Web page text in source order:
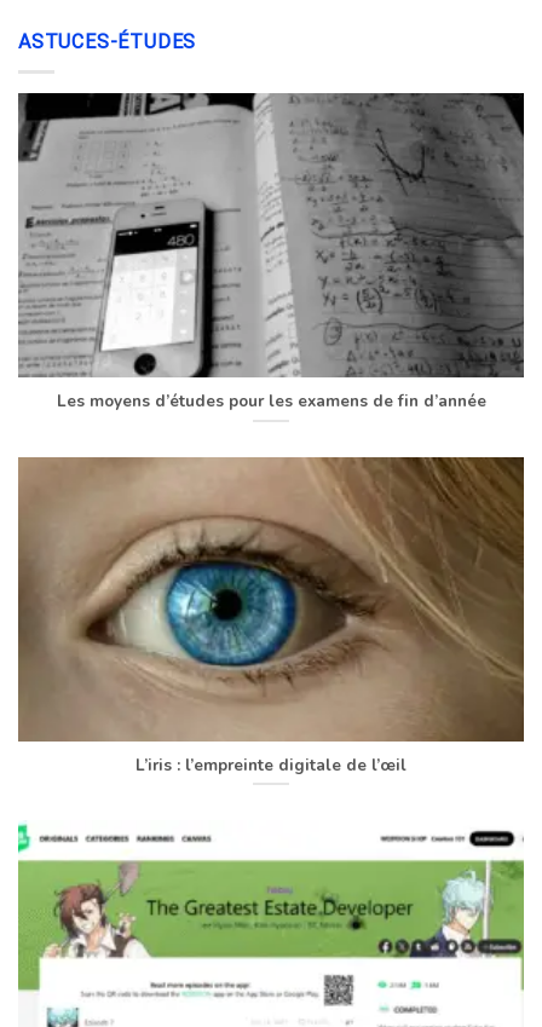
ASTUCES-ÉTUDES
Les moyens d’études pour les examens de fin d’année
L’iris : l’empreinte digitale de l’œil